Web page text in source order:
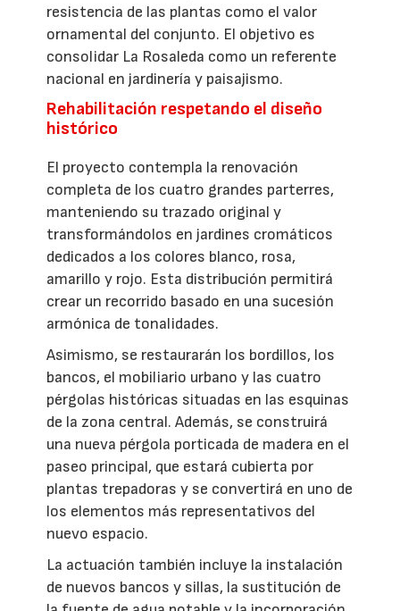
resistencia de las plantas como el valor
ornamental del conjunto. El objetivo es
consolidar La Rosaleda como un referente
nacional en jardinería y paisajismo.
Rehabilitación respetando el diseño
histórico
El proyecto contempla la renovación
completa de los cuatro grandes parterres,
manteniendo su trazado original y
transformándolos en jardines cromáticos
dedicados a los colores blanco, rosa,
amarillo y rojo. Esta distribución permitirá
crear un recorrido basado en una sucesión
armónica de tonalidades.
Asimismo, se restaurarán los bordillos, los
bancos, el mobiliario urbano y las cuatro
pérgolas históricas situadas en las esquinas
de la zona central. Además, se construirá
una nueva pérgola porticada de madera en el
paseo principal, que estará cubierta por
plantas trepadoras y se convertirá en uno de
los elementos más representativos del
nuevo espacio.
La actuación también incluye la instalación
de nuevos bancos y sillas, la sustitución de